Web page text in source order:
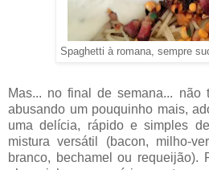
Spaghetti à romana, sempre
Mas... no final de semana... não
abusando um pouquinho mais,
uma delícia, rápido e simples
mistura versátil (bacon, milho-
branco, bechamel ou requeijão).